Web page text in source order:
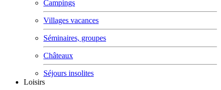
Campings
Villages vacances
Séminaires, groupes
Châteaux
Séjours insolites
Loisirs